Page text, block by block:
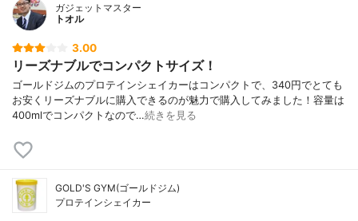
ガジェットマスター
トオル
3.00
リーズナブルでコンパクトサイズ！
ゴールドジムのプロテインシェイカーはコンパクトで、340円でとても
お安くリーズナブルに購入できるのが魅力で購入してみました！容量は
400mlでコンパクトなので…続きを見る
GOLD'S GYM(ゴールドジム)
プロテインシェイカー